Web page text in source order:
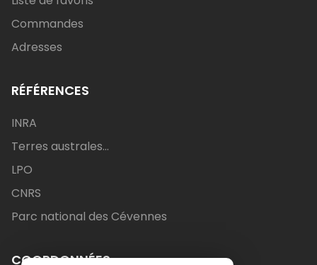
Commandes
Adresses
RÉFÉRENCES
INRA
Terres australes...
LPO
CNRS
Parc national des Cévennes
COORDONNÉES